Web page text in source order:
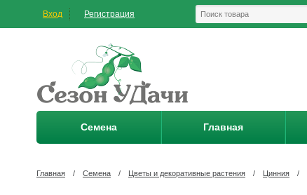
Вход Регистрация
Семена Главная
Главная / Семена / Цветы и декоративные растения / Цинния /